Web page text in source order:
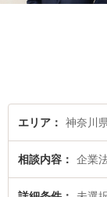
エリア 神奈川
相談内容 企業